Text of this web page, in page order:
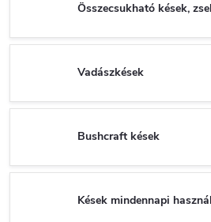
Összecsukható kések,
Vadászkések
Bushcraft kések
Kések mindennapi